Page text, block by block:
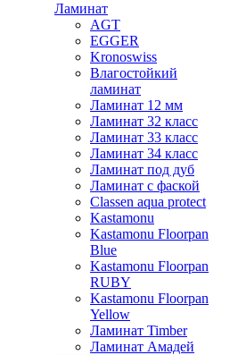
Ламинат
AGT
EGGER
Kronoswiss
Влагостойкий
ламинат
Ламинат 12 мм
Ламинат 32 класс
Ламинат 33 класс
Ламинат 34 класс
Ламинат под дуб
Ламинат с фаской
Classen aqua protect
Kastamonu
Kastamonu Floorpan
Blue
Kastamonu Floorpan
RUBY
Kastamonu Floorpan
Yellow
Ламинат Timber
Ламинат Амадей